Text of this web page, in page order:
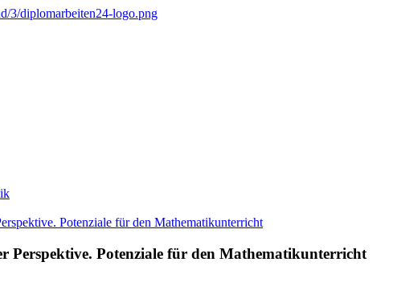
Perspektive. Potenziale für den Mathematikunterricht